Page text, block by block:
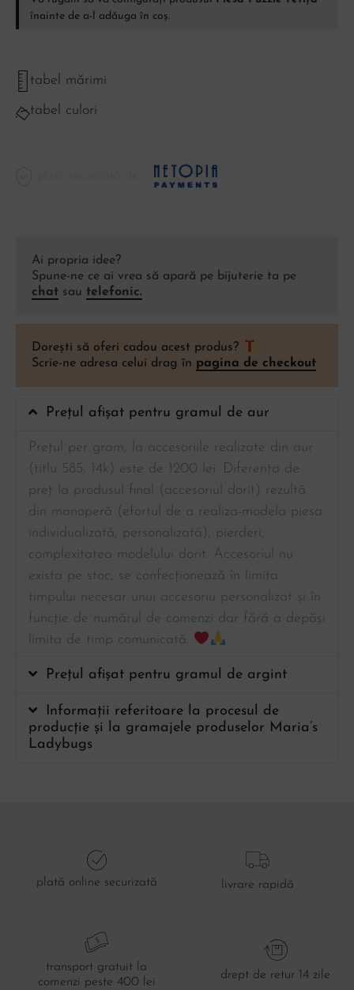
înainte de a-l adăuga în coș.
tabel mărimi
tabel culori
Ai propria idee?
Spune-ne ce ai vrea să apară pe bijuterie ta pe
chat sau telefonic.
Dorești să oferi cadou acest produs?
Scrie-ne adresa celui drag în pagina de checkout
Prețul afișat pentru gramul de aur
Prețul per gram, la accesoriile realizate din aur
(titlu 585, 14k) este de 1200 lei. Diferența de
preț la produsul final (accesoriul dorit) rezultă
din manoperă (efortul de a realiza-modela piesa
individualizată, personalizată), pierderi,
complexitatea modelului dorit. Accesoriul nu
exista pe stoc, se confecționează în limita
timpului necesar unui accesoriu personalizat și în
funcție de numărul de comenzi dar fără a depăși
limita de timp comunicată.
Prețul afișat pentru gramul de argint
Informații referitoare la procesul de
producție și la gramajele produselor Maria’s
Ladybugs
plată online securizată livrare rapidă
transport gratuit la
comenzi peste 400 lei
drept de retur 14 zile